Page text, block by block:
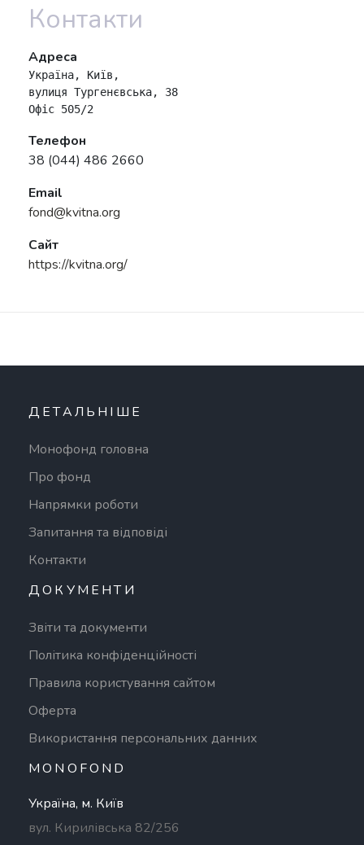
Контакти
Адреса
Україна, Київ,
вулиця Тургенєвська, 38
Офіс 505/2
Телефон
38 (044) 486 2660
Email
fond@kvitna.org
Сайт
https://kvitna.org/
ДЕТАЛЬНІШЕ
Монофонд головна
Про фонд
Напрямки роботи
Запитання та відповіді
Контакти
ДОКУМЕНТИ
Звіти та документи
Політика конфіденційності
Правила користування сайтом
Оферта
Використання персональних данних
MONOFOND
Україна, м. Київ
вул. Кирилівська 82/256